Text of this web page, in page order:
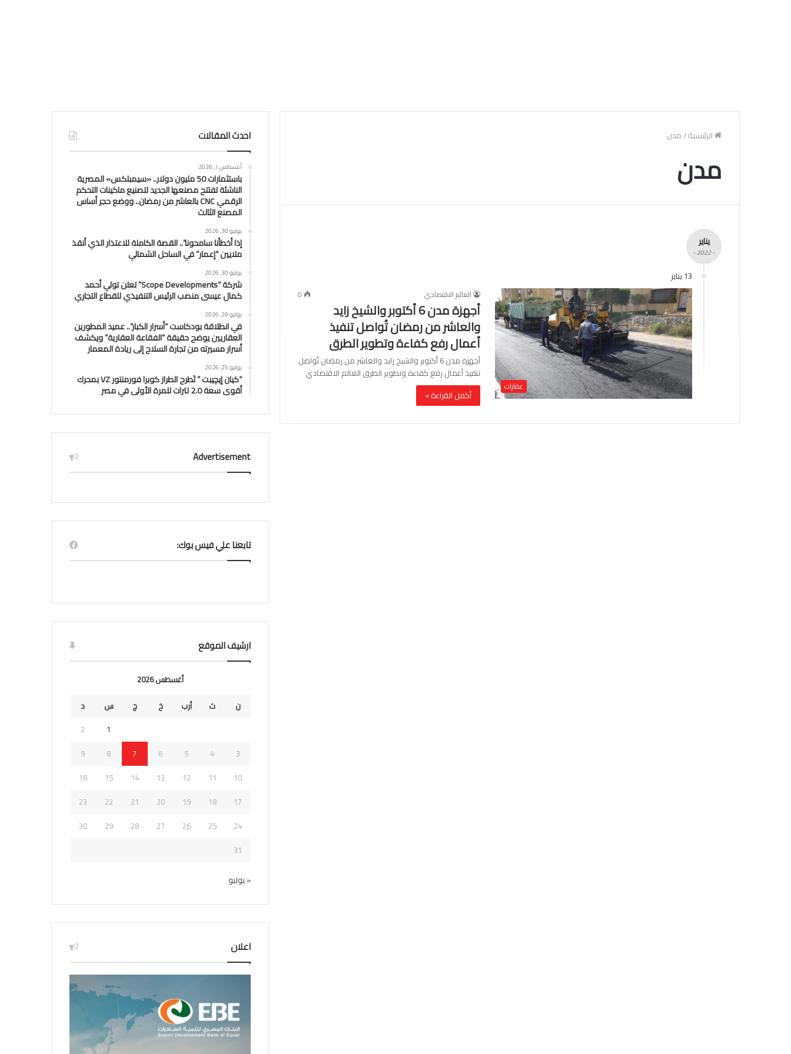
الرئيسية/مدن
مدن
يناير
- 2022 -
13 يناير
عقارات
العالم الاقتصادي 0
أجهزة مدن 6 أكتوبر والشيخ زايد
والعاشر من رمضان تُواصل تنفيذ
أعمال رفع كفاءة وتطوير الطرق
أجهزة مدن 6 أكتوبر والشيخ زايد والعاشر من رمضان تُواصل
تنفيذ أعمال رفع كفاءة وتطوير الطرق العالم الاقتصادي
أكمل القراءة »
احدث المقالات
أغسطس 1, 2026
باستثمارات 50 مليون دولار.. «سيمبلكس» المصرية
الناشئة تفتتح مصنعها الجديد لتصنيع ماكينات التحكم
الرقمي CNC بالعاشر من رمضان.. ووضع حجر أساس
المصنع الثالث
يوليو 30, 2026
إذا أخطأنا سامحونا”.. القصة الكاملة للاعتذار الذي أنقذ
ملايين “إعمار” في الساحل الشمالي
يوليو 30, 2026
شركة “Scope Developments” تعلن تولي أحمد
كمال عيسى منصب الرئيس التنفيذي للقطاع التجاري
يوليو 29, 2026
في انطلاقة بودكاست “أسرار الكبار”.. عميد المطورين
العقاريين يوضح حقيقة “الفقاعة العقارية” ويكشف
أسرار مسيرته من تجارة السلاح إلى ريادة المعمار
يوليو 25, 2026
“كيان إيچيبت ” تَطرح الطراز كوبرا فورمنتور VZ بمحرك
أقوى سعة 2.0 لترات للمرة الأولى في مصر
Advertisement
تابعنا علي فيس بوك:
ارشيف الموقع
أغسطس 2026
ن
ث أرب خ ج س
د
1
2
3
4
5
6
7
8
9
10
11
12
13
14
15
16
17
18
19
20
21
22
23
24
25
26
27
28
29
30
31
« يوليو
اعلان